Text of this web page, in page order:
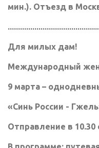
мин.). Отъезд в
Для милых дам!
Международный
9 марта –
«Синь России -
Отправление в 10.30